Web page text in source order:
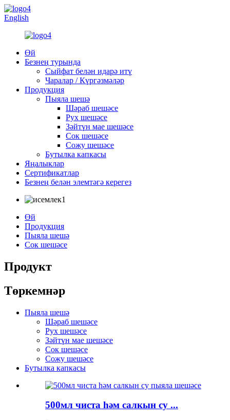
English
Өй
Безнең турында
Сыйфат белән идарә итү
Чаралар / Күргәзмәләр
Продукция
Пыяла шешә
Шәраб шешәсе
Рух шешәсе
Зәйтүн мае шешәсе
Сок шешәсе
Сожу шешәсе
Бутылка капкасы
Яңалыклар
Сертификатлар
Безнең белән элемтәгә керегез
Өй
Продукция
Пыяла шешә
Сок шешәсе
Продукт
Төркемнәр
Пыяла шешә
Шәраб шешәсе
Рух шешәсе
Зәйтүн мае шешәсе
Сок шешәсе
Сожу шешәсе
Бутылка капкасы
500мл чиста һәм салкын су ...